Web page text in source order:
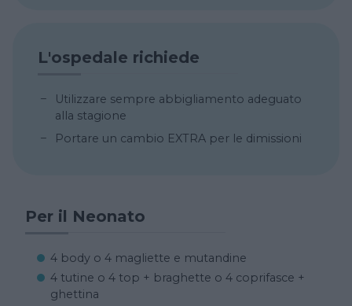
L'ospedale richiede
Utilizzare sempre abbigliamento adeguato
alla stagione
Portare un cambio EXTRA per le dimissioni
Per il Neonato
4 body o 4 magliette e mutandine
4 tutine o 4 top + braghette o 4 coprifasce +
ghettina